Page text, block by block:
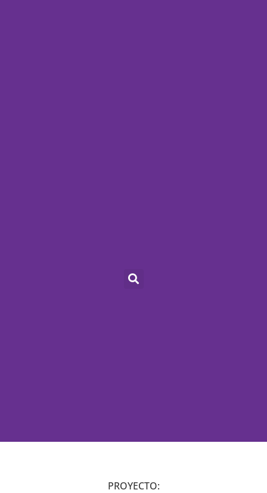
PROYECTO: